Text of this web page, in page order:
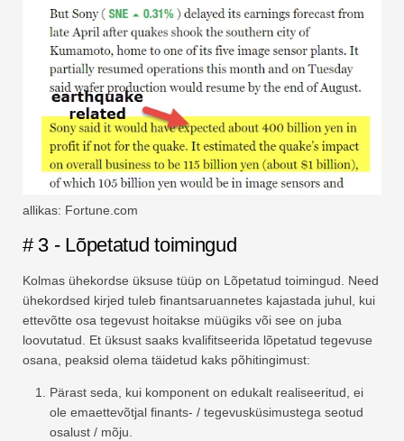
allikas: Fortune.com
# 3 - Lõpetatud toimingud
Kolmas ühekordse üksuse tüüp on Lõpetatud toimingud. Need
ühekordsed kirjed tuleb finantsaruannetes kajastada juhul, kui
ettevõtte osa tegevust hoitakse müügiks või see on juba
loovutatud. Et üksust saaks kvalifitseerida lõpetatud tegevuse
osana, peaksid olema täidetud kaks põhitingimust:
Pärast seda, kui komponent on edukalt realiseeritud, ei
ole emaettevõtjal finants- / tegevusküsimustega seotud
osalust / mõju.